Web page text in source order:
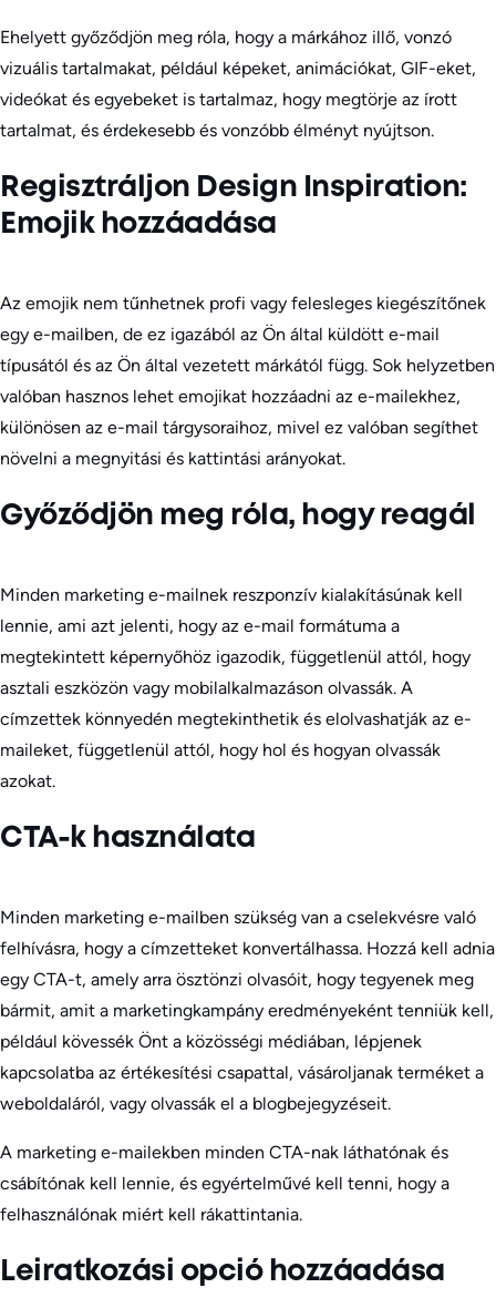
Ehelyett győződjön meg róla, hogy a márkához illő, vonzó
vizuális tartalmakat, például képeket, animációkat, GIF-eket,
videókat és egyebeket is tartalmaz, hogy megtörje az írott
tartalmat, és érdekesebb és vonzóbb élményt nyújtson.
Regisztráljon Design Inspiration:
Emojik hozzáadása
Az emojik nem tűnhetnek profi vagy felesleges kiegészítőnek
egy e-mailben, de ez igazából az Ön által küldött e-mail
típusától és az Ön által vezetett márkától függ. Sok helyzetben
valóban hasznos lehet emojikat hozzáadni az e-mailekhez,
különösen az e-mail tárgysoraihoz, mivel ez valóban segíthet
növelni a megnyitási és kattintási arányokat.
Győződjön meg róla, hogy reagál
Minden marketing e-mailnek reszponzív kialakításúnak kell
lennie, ami azt jelenti, hogy az e-mail formátuma a
megtekintett képernyőhöz igazodik, függetlenül attól, hogy
asztali eszközön vagy mobilalkalmazáson olvassák. A
címzettek könnyedén megtekinthetik és elolvashatják az e-
maileket, függetlenül attól, hogy hol és hogyan olvassák
azokat.
CTA-k használata
Minden marketing e-mailben szükség van a cselekvésre való
felhívásra, hogy a címzetteket konvertálhassa. Hozzá kell adnia
egy CTA-t, amely arra ösztönzi olvasóit, hogy tegyenek meg
bármit, amit a marketingkampány eredményeként tenniük kell,
például kövessék Önt a közösségi médiában, lépjenek
kapcsolatba az értékesítési csapattal, vásároljanak terméket a
weboldaláról, vagy olvassák el a blogbejegyzéseit.
A marketing e-mailekben minden CTA-nak láthatónak és
csábítónak kell lennie, és egyértelművé kell tenni, hogy a
felhasználónak miért kell rákattintania.
Leiratkozási opció hozzáadása